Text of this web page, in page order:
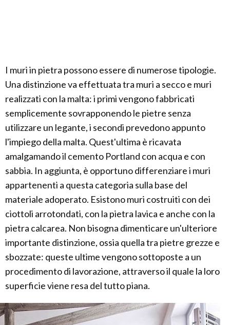
I muri in pietra possono essere di numerose tipologie.
Una distinzione va effettuata tra muri a secco e muri
realizzati con la malta: i primi vengono fabbricati
semplicemente sovrapponendo le pietre senza
utilizzare un legante, i secondi prevedono appunto
l'impiego della malta. Quest'ultima è ricavata
amalgamando il cemento Portland con acqua e con
sabbia. In aggiunta, è opportuno differenziare i muri
appartenenti a questa categoria sulla base del
materiale adoperato. Esistono muri costruiti con dei
ciottoli arrotondati, con la pietra lavica e anche con la
pietra calcarea. Non bisogna dimenticare un'ulteriore
importante distinzione, ossia quella tra pietre grezze e
sbozzate: queste ultime vengono sottoposte a un
procedimento di lavorazione, attraverso il quale la loro
superficie viene resa del tutto piana.